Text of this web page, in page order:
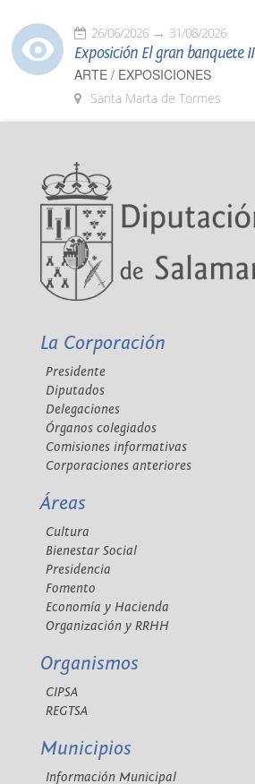
26/06/2026 31/08/2026
Exposición El gran banquete II
ARTE / EXPOSICIONES
Santa Marta de Tormes
La Corporación
Presidente
Diputados
Delegaciones
Órganos colegiados
Comisiones informativas
Corporaciones anteriores
Áreas
Cultura
Bienestar Social
Presidencia
Fomento
Economía y Hacienda
Organización y RRHH
Organismos
CIPSA
REGTSA
Municipios
Información Municipal